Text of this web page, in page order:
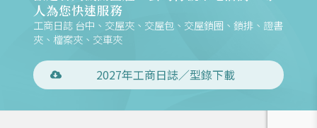
人為您快速服務
工商日誌 台中、交屋夾、交屋包、交屋鎖圈、鎖排、證書
夾、檔案夾、交車夾
2027年工商日誌／型錄下載